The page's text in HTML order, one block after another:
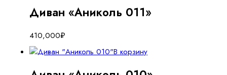
Диван «Аниколь 011»
410,000₽
В корзину